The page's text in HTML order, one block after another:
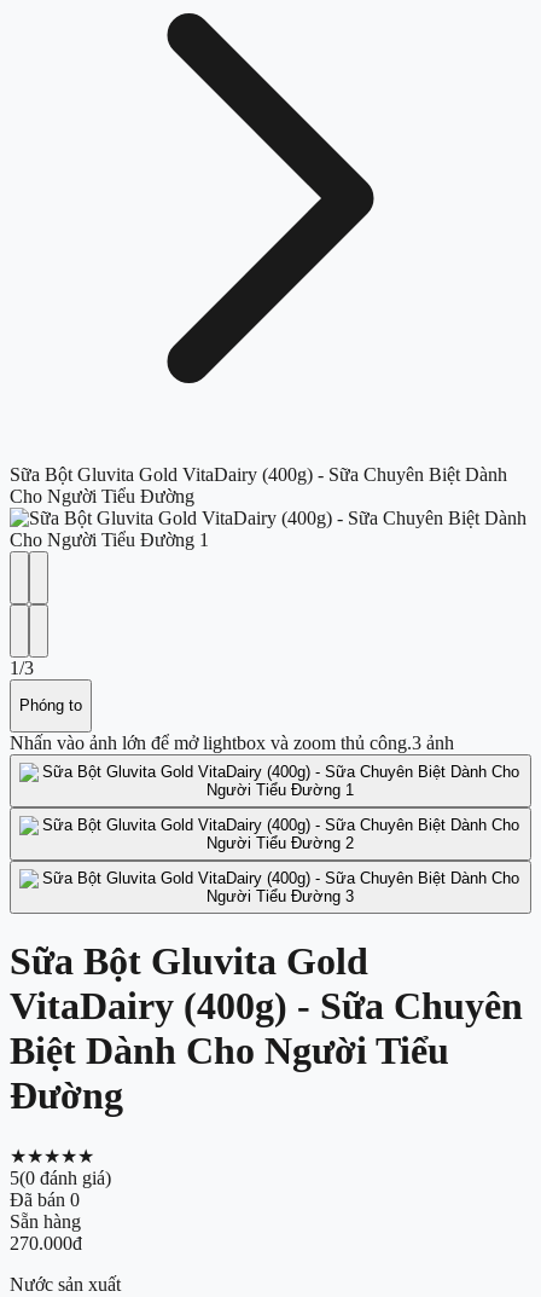
Sữa Bột Gluvita Gold VitaDairy (400g) - Sữa Chuyên Biệt Dành
Cho Người Tiểu Đường
1/3
Phóng to
Nhấn vào ảnh lớn để mở lightbox và zoom thủ công.3 ảnh
Sữa Bột Gluvita Gold
VitaDairy (400g) - Sữa Chuyên
Biệt Dành Cho Người Tiểu
Đường
★★★★★
5(0 đánh giá)
Đã bán 0
Sẵn hàng
270.000đ
Nước sản xuất